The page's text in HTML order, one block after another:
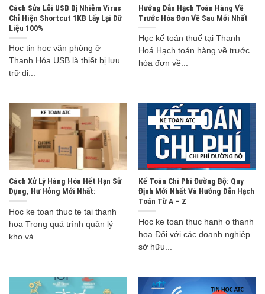
Cách Sửa Lỗi USB Bị Nhiễm Virus
Chỉ Hiện Shortcut 1KB Lấy Lại Dữ
Liệu 100%
Học tin học văn phòng ở
Thanh Hóa USB là thiết bị lưu
trữ di...
Hướng Dẫn Hạch Toán Hàng Về
Trước Hóa Đơn Về Sau Mới Nhất
Học kế toán thuế tại Thanh
Hoá Hạch toán hàng về trước
hóa đơn về...
Cách Xử Lý Hàng Hóa Hết Hạn Sử
Dụng, Hư Hỏng Mới Nhất:
Hoc ke toan thuc te tai thanh
hoa Trong quá trình quản lý
kho và...
Kế Toán Chi Phí Đường Bộ: Quy
Định Mới Nhất Và Hướng Dẫn Hạch
Toán Từ A – Z
Hoc ke toan thuc hanh o thanh
hoa Đối với các doanh nghiệp
sở hữu...